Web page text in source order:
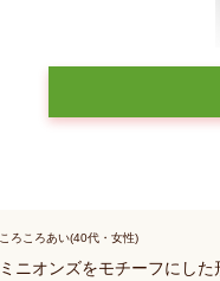
ころころあい(40代・女性)
ミニオンズをモチーフにし